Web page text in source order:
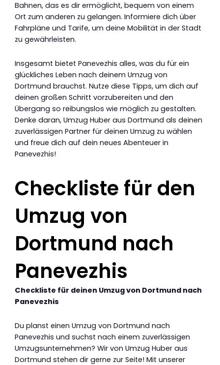
Bahnen, das es dir ermöglicht, bequem von einem
Ort zum anderen zu gelangen. Informiere dich über
Fahrpläne und Tarife, um deine Mobilität in der Stadt
zu gewährleisten.
Insgesamt bietet Panevezhis alles, was du für ein
glückliches Leben nach deinem Umzug von
Dortmund brauchst. Nutze diese Tipps, um dich auf
deinen großen Schritt vorzubereiten und den
Übergang so reibungslos wie möglich zu gestalten.
Denke daran, Umzug Huber aus Dortmund als deinen
zuverlässigen Partner für deinen Umzug zu wählen
und freue dich auf dein neues Abenteuer in
Panevezhis!
Checkliste für den
Umzug von
Dortmund nach
Panevezhis
Checkliste für deinen Umzug von Dortmund nach
Panevezhis
Du planst einen Umzug von Dortmund nach
Panevezhis und suchst nach einem zuverlässigen
Umzugsunternehmen? Wir von Umzug Huber aus
Dortmund stehen dir gerne zur Seite! Mit unserer